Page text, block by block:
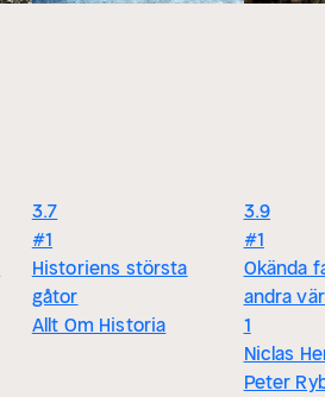
3.7
#1
Historiens största
gåtor
Allt Om Historia
3.9
#1
Okända
andra
1
Niclas
Peter